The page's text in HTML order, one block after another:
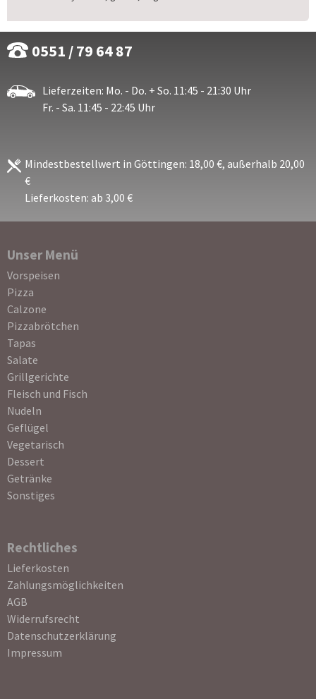
0551 / 79 64 87
Lieferzeiten: Mo. - Do. + So. 11:45 - 21:30 Uhr
Fr. - Sa. 11:45 - 22:45 Uhr
Mindestbestellwert in Göttingen: 18,00 €, außerhalb 20,00
€
Lieferkosten: ab 3,00 €
Unser Menü
Navigation
überspringen
Vorspeisen
Pizza
Calzone
Pizzabrötchen
Tapas
Salate
Grillgerichte
Fleisch und Fisch
Nudeln
Geflügel
Vegetarisch
Dessert
Getränke
Sonstiges
Rechtliches
Navigation
überspringen
Lieferkosten
Zahlungsmöglichkeiten
AGB
Widerrufsrecht
Datenschutzerklärung
Impressum